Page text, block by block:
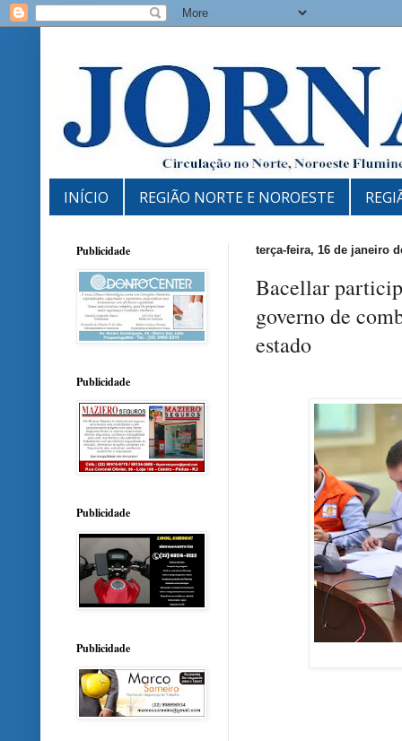
INÍCIO REGIÃO NORTE E NOROESTE
terça-feira, 16 de janeiro
Bacellar
governo de
estado
Publicidade
Publicidade
Publicidade
Publicidade